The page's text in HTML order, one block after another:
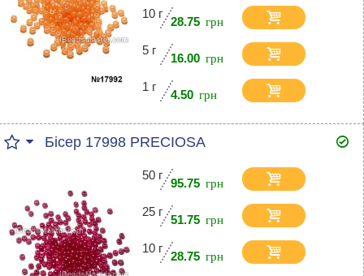
10 г
28.75
5 г
16.00
1 г
4.50
Бісер 17998 PRECIOSA
50 г
95.75
25 г
51.75
10 г
28.75